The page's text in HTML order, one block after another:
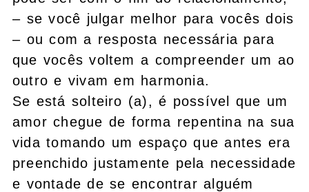
– se você julgar melhor para vocês dois
– ou com a resposta necessária para
que vocês voltem a compreender um ao
outro e vivam em harmonia.
Se está solteiro (a), é possível que um
amor chegue de forma repentina na sua
vida tomando um espaço que antes era
preenchido justamente pela necessidade
e vontade de se encontrar alguém